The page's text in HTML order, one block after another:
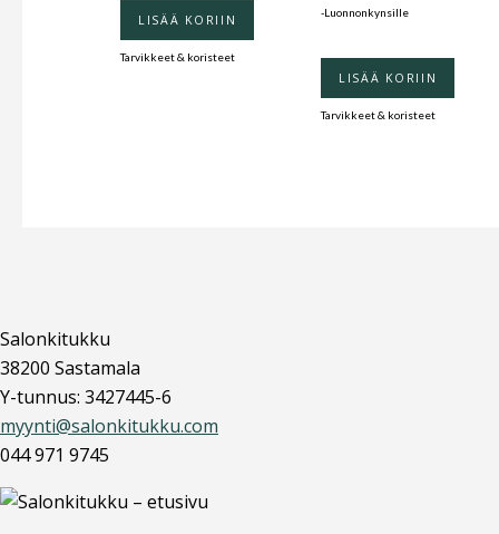
LISÄÄ KORIIN
Tarvikkeet & koristeet
-Luonnonkynsille
LISÄÄ KORIIN
Tarvikkeet & koristeet
Salonkitukku
38200 Sastamala
Y-tunnus: 3427445-6
myynti@salonkitukku.com
044 971 9745